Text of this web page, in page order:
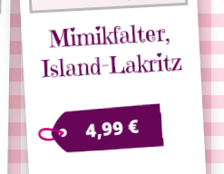
Mimikfalter,
Island-Lakritz
4,99€